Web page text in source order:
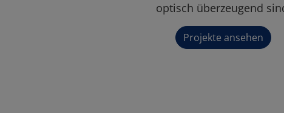
optisch überzeugend
Projekte ansehen